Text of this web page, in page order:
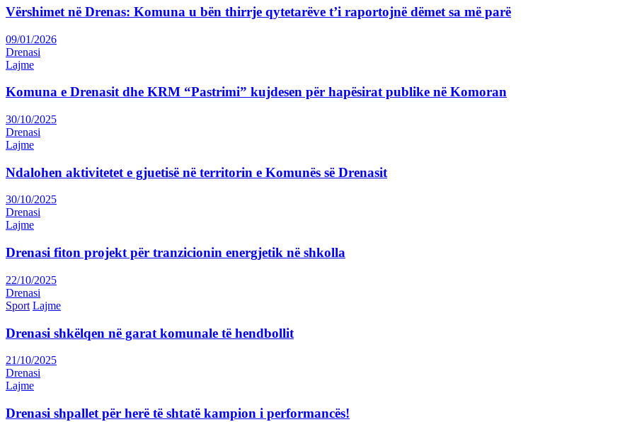
Vërshimet në Drenas: Komuna u bën thirrje qytetarëve t’i raportojnë dëmet sa më parë
09/01/2026
Drenasi
Lajme
Komuna e Drenasit dhe KRM “Pastrimi” kujdesen për hapësirat publike në Komoran
30/10/2025
Drenasi
Lajme
Ndalohen aktivitetet e gjuetisë në territorin e Komunës së Drenasit
30/10/2025
Drenasi
Lajme
Drenasi fiton projekt për tranzicionin energjetik në shkolla
22/10/2025
Drenasi
Sport Lajme
Drenasi shkëlqen në garat komunale të hendbollit
21/10/2025
Drenasi
Lajme
Drenasi shpallet për herë të shtatë kampion i performancës!